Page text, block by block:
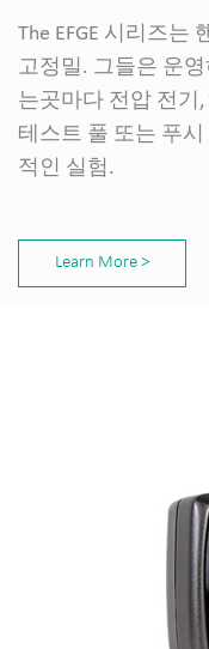
The EFGE 시리즈는
고정밀. 그들은 운
는곳마다 전압 전기,
테스트 풀 또는 푸
적인 실험.
Learn More >